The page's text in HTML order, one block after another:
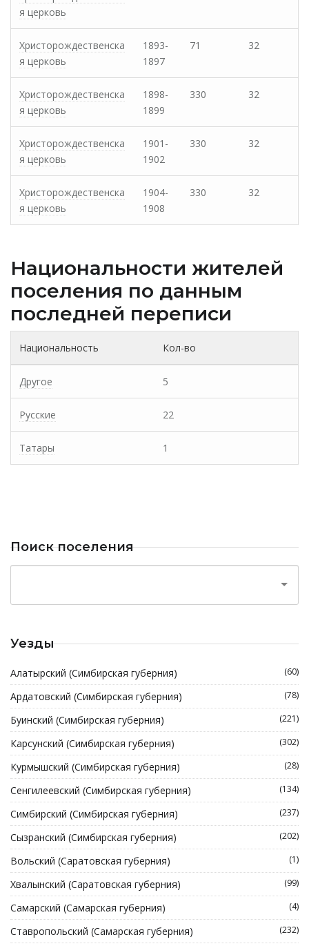
я церковь
Христорождественска
я церковь
1893-
1897
71 32
Христорождественска
я церковь
1898-
1899
330 32
Христорождественска
я церковь
1901-
1902
330 32
Христорождественска
я церковь
1904-
1908
330 32
Национальности жителей
поселения по данным
последней переписи
Национальность Кол-во
Другое 5
Русские 22
Татары 1
Поиск поселения
Уезды
Алатырский (Симбирская губерния) (60)
Ардатовский (Симбирская губерния) (78)
Буинский (Симбирская губерния) (221)
Карсунский (Симбирская губерния) (302)
Курмышский (Симбирская губерния) (28)
Сенгилеевский (Симбирская губерния) (134)
Симбирский (Симбирская губерния) (237)
Сызранский (Симбирская губерния) (202)
Вольский (Саратовская губерния) (1)
Хвалынский (Саратовская губерния) (99)
Самарский (Самарская губерния) (4)
Ставропольский (Самарская губерния) (232)